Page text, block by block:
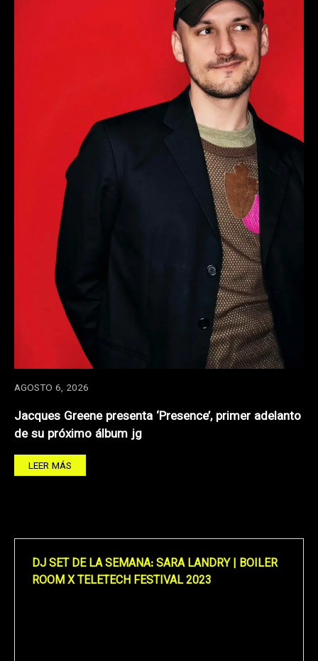
AGOSTO 6, 2026
Jacques Greene presenta ‘Presence’, primer adelanto
de su próximo álbum jg
LEER MÁS
DJ SET DE LA SEMANA: SARA LANDRY | BOILER
ROOM X TELETECH FESTIVAL 2023